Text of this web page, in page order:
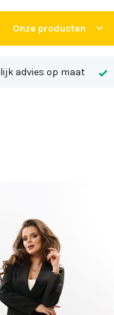
Onze producten
advies op maat